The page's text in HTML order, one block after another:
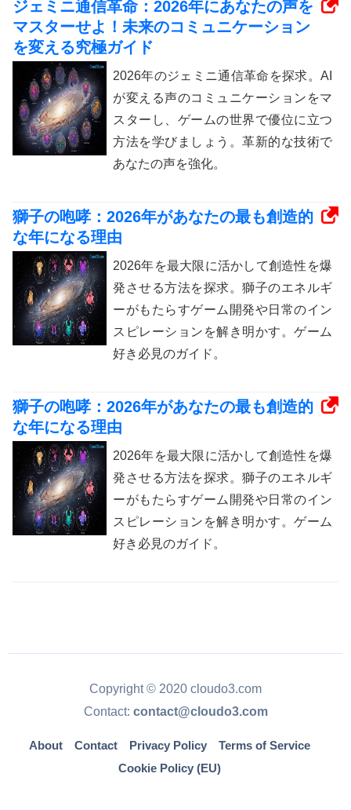
ジェミニ通信革命：2026年にあなたの声を
マスターせよ！未来のコミュニケーション
を変える究極ガイド
2026年のジェミニ通信革命を探求。AI
が変える声のコミュニケーションをマ
スターし、ゲームの世界で優位に立つ
方法を学びましょう。革新的な技術で
あなたの声を強化。
獅子の咆哮：2026年があなたの最も創造的
な年になる理由
2026年を最大限に活かして創造性を爆
発させる方法を探求。獅子のエネルギ
ーがもたらすゲーム開発や日常のイン
スピレーションを解き明かす。ゲーム
好き必見のガイド。
獅子の咆哮：2026年があなたの最も創造的
な年になる理由
2026年を最大限に活かして創造性を爆
発させる方法を探求。獅子のエネルギ
ーがもたらすゲーム開発や日常のイン
スピレーションを解き明かす。ゲーム
好き必見のガイド。
Copyright © 2020 cloudo3.com
Contact: contact@cloudo3.com
About Contact Privacy Policy
Terms of Service
Cookie Policy (EU)